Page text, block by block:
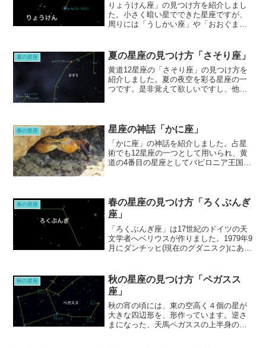
りょうけん座」の見つけ方を紹介しまし
た。小さく暗い星でできた星座ですが、
周りには「うしかい座」や「おおぐま
て欲しいです。
夏の星座 夏の星座の見つけ方「さそり座」
黄道12星座の「さそり座」の見つけ方を
紹介しました。夏の夜空を彩る星座の一
つです。是非覚えて欲しいですし、他の
す。
春の星座 星座の神話「かに座」
「かに座」の神話を紹介しました。占星
術でも12星座の一つとして用いられ、黄
道の4番目の星座としてバビロニア王国時
春の星座
春の星座の見つけ方「ろくぶんぎ
座」
「ろくぶんぎ座」は17世紀のドイツの天
文学者へベリウスが作りました。1979年9
月にダンチッヒ(現在のグダニスク)にあっ
います。そして、二度とこのような事が
起こさないようにと、「ろくぶんぎ座」
を作ったといいます。
秋の星座
秋の星座の見つけ方「ペガスス
座」
秋の宵の頃には、東の空高く４個の星が
大きな四辺形を、形作っています。逆さ
まになった、天馬ペガススの上半身の姿